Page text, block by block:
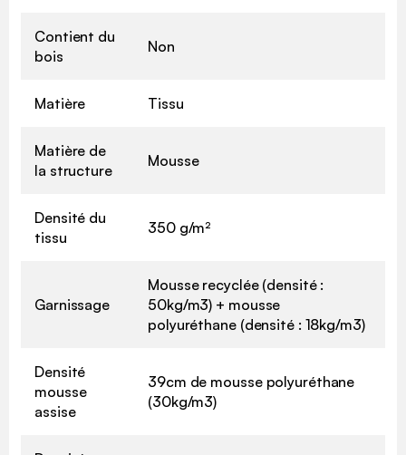
Contient du
bois
Non
Matière Tissu
Matière de
la structure
Mousse
Densité du
tissu
350 g/m²
Garnissage
Mousse recyclée (densité :
50kg/m3) + mousse
polyuréthane (densité : 18kg/m3)
Densité
mousse
assise
39cm de mousse polyuréthane
(30kg/m3)